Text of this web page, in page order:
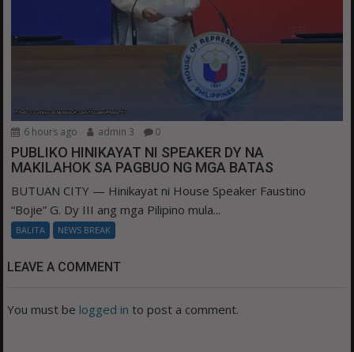
6 hours ago admin 3 0
PUBLIKO HINIKAYAT NI SPEAKER DY NA
MAKILAHOK SA PAGBUO NG MGA BATAS
BUTUAN CITY — Hinikayat ni House Speaker Faustino
“Bojie” G. Dy III ang mga Pilipino mula...
BALITA NEWS BREAK
LEAVE A COMMENT
You must be logged in to post a comment.